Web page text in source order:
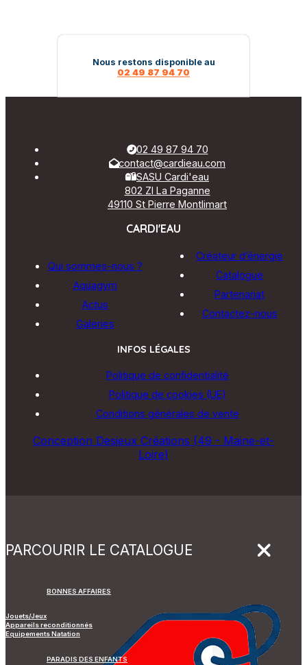
Nous restons disponible au
02 49 87 94 70
02 49 87 94 70
contact@cardieau.com
SASU Cardi'eau
802 ZI La Paganne
49110 St Pierre Montlimart
CARDI'EAU
Qui sommes-nous ?
Aquagym
Actus
Galeries
Créateur d’énergie
Catalogue
Partenariat
Contactez-nous
INFOS LÉGALES
Politique de confidentialité
Politique de cookies (UE)
Conditions générales de vente
Conception Desjeux Créations (49 - Maine-et-
Loire)
PARCOURIR LE CATALOGUE
BONNES AFFAIRES
Jouets/Jeux
Appareils reconditionnés
Equipements Natation
PARADIS DES ENFANTS